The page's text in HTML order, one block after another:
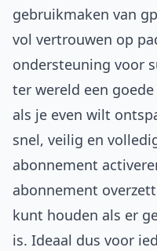
gebruikmaken van
vol vertrouwen op
ondersteuning voor
ter wereld een
als je even wilt
snel, veilig en
abonnement
abonnement
kunt houden als er
is. Ideaal dus voor